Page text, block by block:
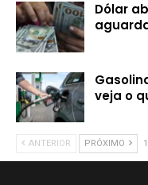
Dólar
veja o
ANTERIOR PRÓXIMO